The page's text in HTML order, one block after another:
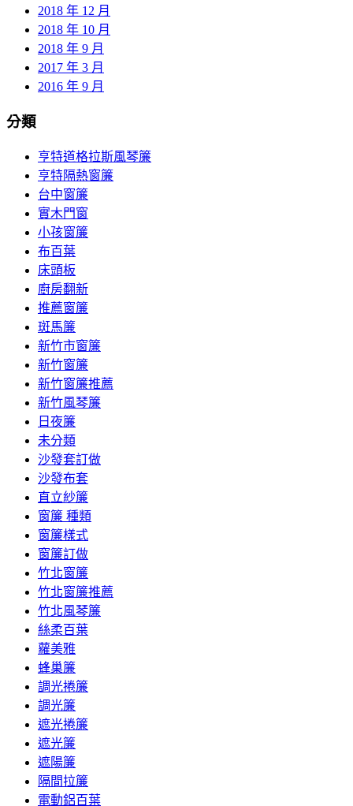
2018 年 12 月
2018 年 10 月
2018 年 9 月
2017 年 3 月
2016 年 9 月
分類
亨特道格拉斯風琴簾
亨特隔熱窗簾
台中窗簾
實木門窗
小孩窗簾
布百葉
床頭板
廚房翻新
推薦窗簾
斑馬簾
新竹市窗簾
新竹窗簾
新竹窗簾推薦
新竹風琴簾
日夜簾
未分類
沙發套訂做
沙發布套
直立紗簾
窗簾 種類
窗簾樣式
窗簾訂做
竹北窗簾
竹北窗簾推薦
竹北風琴簾
絲柔百葉
蘿美雅
蜂巢簾
調光捲簾
調光簾
遮光捲簾
遮光簾
遮陽簾
隔間拉簾
電動鋁百葉